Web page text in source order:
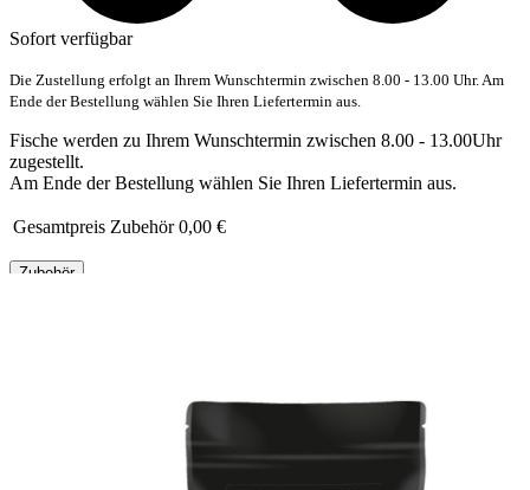
Sofort verfügbar
Die Zustellung erfolgt an Ihrem Wunschtermin zwischen 8.00 - 13.00 Uhr. Am
Ende der Bestellung wählen Sie Ihren Liefertermin aus.
Fische werden zu Ihrem Wunschtermin zwischen 8.00 - 13.00Uhr
zugestellt.
Am Ende der Bestellung wählen Sie Ihren Liefertermin aus.
Gesamtpreis Zubehör 0,00 €
Zubehör